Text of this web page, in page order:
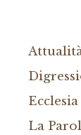
Ecclesia
La